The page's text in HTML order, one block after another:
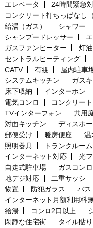
エレベータ
24時間緊急
コンクリート打ちっぱなし（
給湯（ガス）
シャワー
シャンプードレッサー
ガスファンヒーター
灯
セントラルヒーティング
CATV
有線 屋内駐車
システムキッチン
ガス
床下収納
インターホン
電気コンロ
コンクリー
TVインターフォン
共用
対面キッチン
ディスポ
郵便受け
暖房便座 温
照明器具
トランクルーム
インターネット対応
光
自走式駐車場
ガスコン
地デジ対応
二重サッシ
物置
防犯ガラス
バス
インターネット月額利用料
給湯
コンロ2口以上
閑静な住宅街
タイル貼り